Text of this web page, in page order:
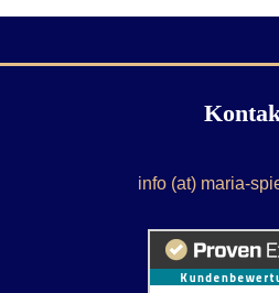
info (at) maria-